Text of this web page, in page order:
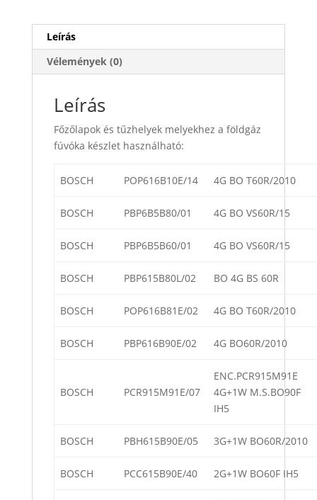
Leírás
Vélemények (0)
Leírás
Főzőlapok és tűzhelyek melyekhez a földgáz
fúvóka készlet használható:
BOSCH POP616B10E/14 4G BO T60R/2010
BOSCH PBP6B5B80/01 4G BO VS60R/15
BOSCH PBP6B5B60/01 4G BO VS60R/15
BOSCH PBP615B80L/02 BO 4G BS 60R
BOSCH POP616B81E/02 4G BO T60R/2010
BOSCH PBP616B90E/02 4G BO60R/2010
BOSCH PCR915M91E/07
ENC.PCR915M91E
4G+1W M.S.BO90F
IH5
BOSCH PBH615B90E/05 3G+1W BO60R/2010
BOSCH PCC615B90E/40 2G+1W BO60F IH5